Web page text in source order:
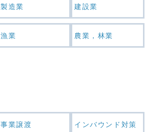
製造業 建設業
漁業 農業，林業
事業譲渡 インバウンド対策